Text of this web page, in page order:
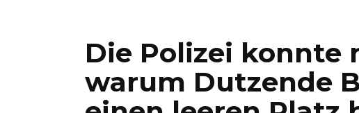
Die Polizei konnte
warum Dutzende